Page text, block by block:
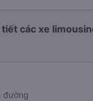
các xe
đường